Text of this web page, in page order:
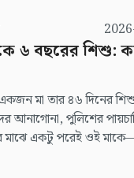
৬ বছরের শিশু:
মা তার ৪৬ দিনের
আনাগোনা, পুলিশের
মাঝে একটু পরেই ওই